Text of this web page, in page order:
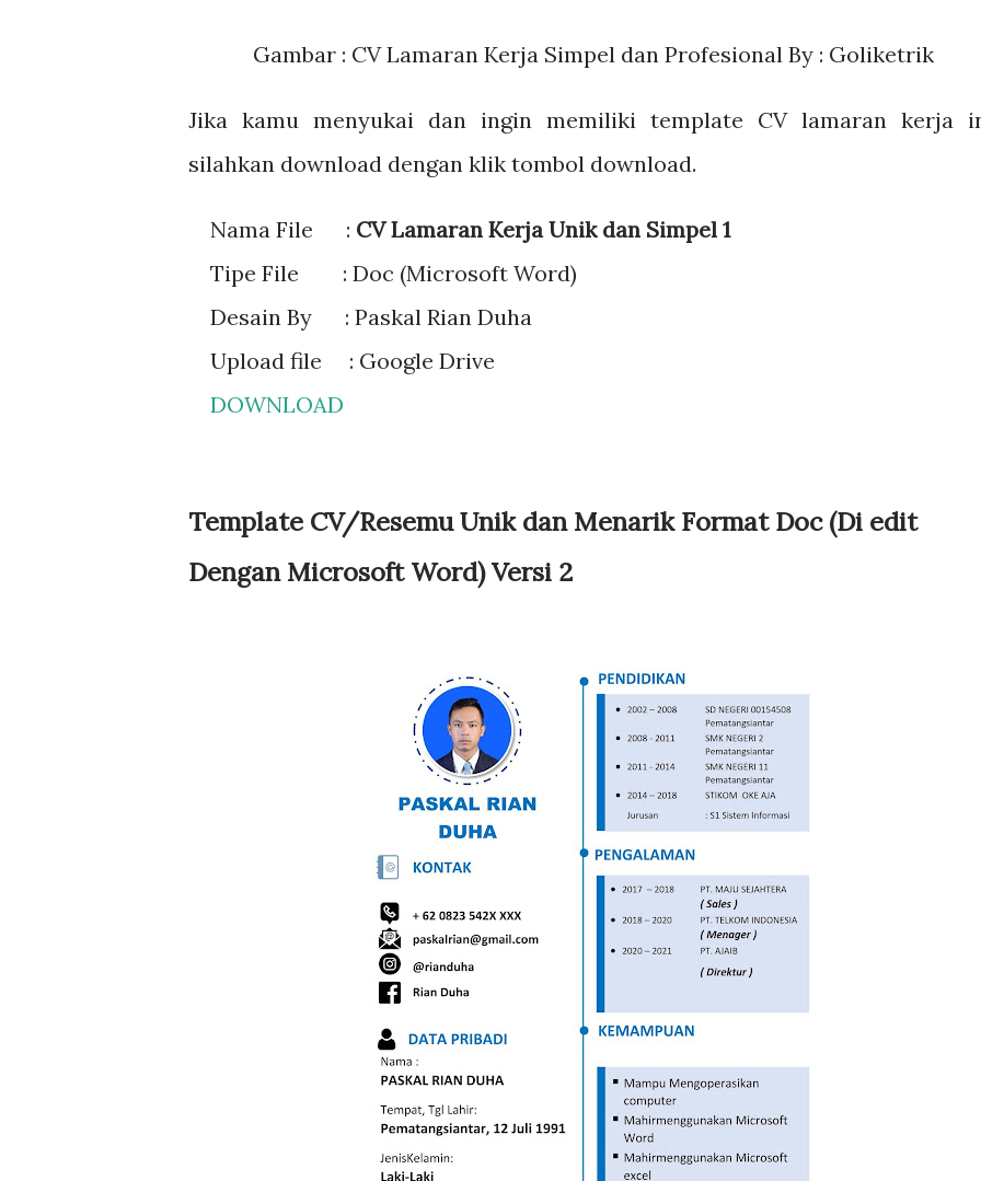
Gambar : CV Lamaran Kerja Simpel dan Profesional By : Goliketrik
Jika kamu menyukai dan ingin memiliki template CV lamaran kerja
silahkan download dengan klik tombol download.
Nama File : CV Lamaran Kerja Unik dan Simpel 1
Tipe File : Doc (Microsoft Word)
Desain By : Paskal Rian Duha
Upload file : Google Drive
DOWNLOAD
Template CV/Resemu Unik dan Menarik Format Doc (Di edit
Dengan Microsoft Word) Versi 2